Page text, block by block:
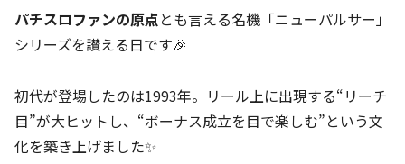
パチスロファンの原点とも言える名機「ニューパルサー」
シリーズを讃える日です🎉
初代が登場したのは1993年。リール上に出現する“リーチ
目”が大ヒットし、“ボーナス成立を目で楽しむ”という文
化を築き上げました✨